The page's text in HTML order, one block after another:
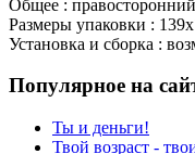
Общее : правосторонний
Размеры упаковки :
Установка и сборка :
Популярное на
Ты и деньги!
Твой возраст -